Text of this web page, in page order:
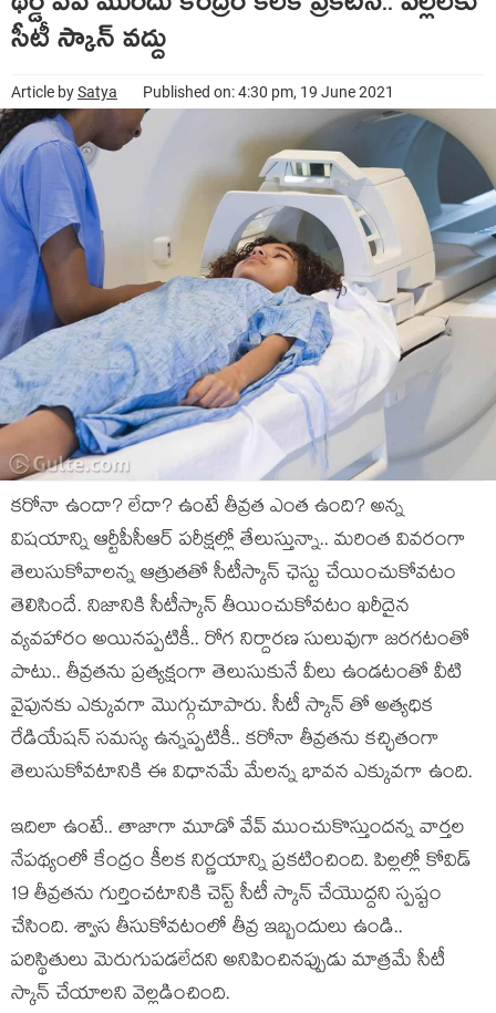
సీటీ స్కాన్ వద్దు
Article bySatya Published on: 4:30 pm, 19 June 2021
కరోనా ఉందా? లేదా? ఉంటే తీవ్రత ఎంత ఉంది? అన్న
విషయాన్ని ఆర్టీపీసీఆర్ పరీక్షల్లో తేలుస్తున్నా.. మరింత వివరంగా
తెలుసుకోవాలన్న ఆత్రుతతో సీటీస్కాన్ ఛెస్టు చేయించుకోవటం
తెలిసిందే. నిజానికి సీటీస్కాన్ తీయించుకోవటం ఖరీదైన
వ్యవహారం అయినప్పటికీ.. రోగ నిర్దారణ సులువుగా జరగటంతో
పాటు.. తీవ్రతను ప్రత్యక్షంగా తెలుసుకునే వీలు ఉండటంతో వీటి
వైపునకు ఎక్కువగా మొగ్గుచూపారు. సీటీ స్కాన్ తో అత్యధిక
రేడియేషన్ సమస్య ఉన్నప్పటికీ.. కరోనా తీవ్రతను కచ్ఛితంగా
తెలుసుకోవటానికి ఈ విధానమే మేలన్న భావన ఎక్కువగా ఉంది.
ఇదిలా ఉంటే.. తాజాగా మూడో వేవ్ ముంచుకొస్తుందన్న వార్తల
నేపథ్యంలో కేంద్రం కీలక నిర్ణయాన్ని ప్రకటించింది. పిల్లల్లో కోవిడ్
19 తీవ్రతను గుర్తించటానికి చెస్ట్ సీటీ స్కాన్ చేయొద్దని స్పష్టం
చేసింది. శ్వాస తీసుకోవటంలో తీవ్ర ఇబ్బందులు ఉండి..
పరిస్థితులు మెరుగుపడలేదని అనిపించినప్పుడు మాత్రమే సీటీ
స్కాన్ చేయాలని వెల్లడించింది.